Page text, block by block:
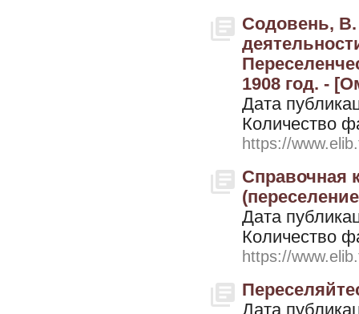
Содовень, В.
1908 год. -
Дата
Количество
https://
Справочная
Дата
Количество
https://
Дата